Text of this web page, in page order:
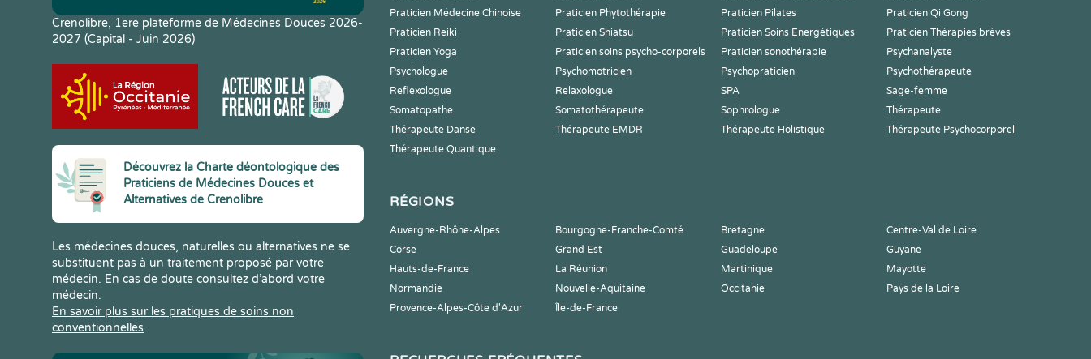
Crenolibre, 1ere plateforme de Médecines Douces 2026-
2027 (Capital - Juin 2026)
Découvrez la Charte déontologique des
Praticiens de Médecines Douces et
Alternatives de Crenolibre
Les médecines douces, naturelles ou alternatives ne se
substituent pas à un traitement proposé par votre
médecin. En cas de doute consultez d’abord votre
médecin.
En savoir plus sur les pratiques de soins non
conventionnelles
Praticien Médecine Chinoise
Praticien Phytothérapie Praticien Pilates
Praticien Qi Gong
Praticien Reiki
Praticien Shiatsu Praticien Soins Energétiques
Praticien Thérapies brèves
Praticien Yoga
Praticien soins psycho-corporels Praticien sonothérapie
Psychanalyste
Psychologue
Psychomotricien Psychopraticien
Psychothérapeute
Reflexologue
Relaxologue SPA
Sage-femme
Somatopathe
Somatothérapeute Sophrologue
Thérapeute
Thérapeute Danse
Thérapeute EMDR Thérapeute Holistique
Thérapeute Psychocorporel
Thérapeute Quantique
RÉGIONS
Auvergne-Rhône-Alpes Bourgogne-Franche-Comté Bretagne
Centre-Val de Loire
Corse
Grand Est Guadeloupe
Guyane
Hauts-de-France
La Réunion Martinique
Mayotte
Normandie
Nouvelle-Aquitaine Occitanie
Pays de la Loire
Provence-Alpes-Côte d'Azur
Île-de-France